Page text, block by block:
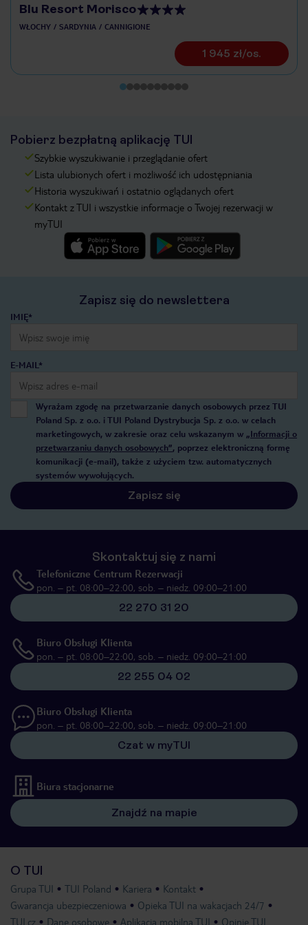
Blu Resort Morisco
WŁOCHY SARDYNIA CANNIGIONE
1 945 zł/os.
Pobierz bezpłatną aplikację TUI
Szybkie wyszukiwanie i przeglądanie ofert
Lista ulubionych ofert i możliwość ich udostępniania
Historia wyszukiwań i ostatnio oglądanych ofert
Kontakt z TUI i wszystkie informacje o Twojej rezerwacji w
myTUI
Zapisz się do newslettera
IMIĘ*
E-MAIL*
Wyrażam zgodę na przetwarzanie danych osobowych przez TUI
Poland Sp. z o.o. i TUI Poland Dystrybucja Sp. z o.o. w celach
marketingowych, w zakresie oraz celu wskazanym w „Informacji o
przetwarzaniu danych osobowych”, poprzez elektroniczną formę
komunikacji (e-mail), także z użyciem tzw. automatycznych
systemów wywołujących.
Zapisz się
Skontaktuj się z nami
Telefoniczne Centrum Rezerwacji
pon. – pt. 08:00–22:00, sob. – niedz. 09:00–21:00
22 270 31 20
Biuro Obsługi Klienta
pon. – pt. 08:00–22:00, sob. – niedz. 09:00–21:00
22 255 04 02
Biuro Obsługi Klienta
pon. – pt. 08:00–22:00, sob. – niedz. 09:00–21:00
Czat w myTUI
Biura stacjonarne
Znajdź na mapie
O TUI
Grupa TUI TUI Poland Kariera
Kontakt
Gwarancja ubezpieczeniowa
Opieka TUI na wakacjach 24/7
TUI.cz
Dane osobowe Aplikacja mobilna TUI Opinie TUI